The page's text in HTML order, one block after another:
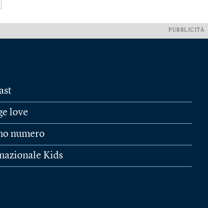
PUBBLICITÀ
love
numero
Kids